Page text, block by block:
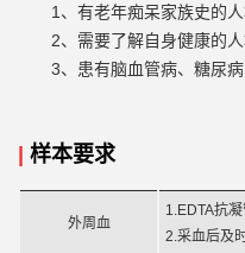
1、有老年痴呆家族史的人
2、需要了解自身健康的人
3、患有脑血管病、糖尿
| 样本要求
外周血
1.EDTA抗
2.采血后及